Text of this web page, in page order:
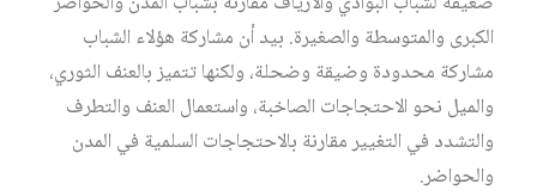
الكبرى والمتوسطة والصغيرة. بيد أن مشاركة هؤلاء الشباب
مشاركة محدودة وضيقة وضحلة، ولكنها تتميز بالعنف الثوري،
والميل نحو الاحتجاجات الصاخبة، واستعمال العنف والتطرف
والتشدد في التغيير مقارنة بالاحتجاجات السلمية في المدن
والحواضر.